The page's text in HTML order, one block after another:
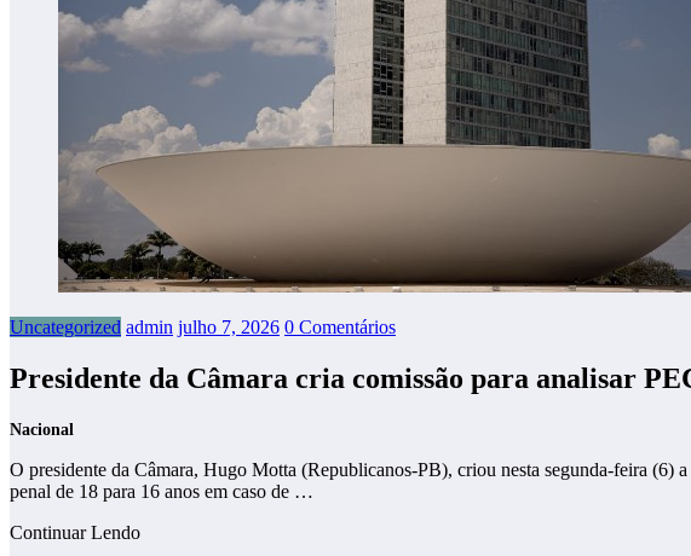
Uncategorized admin julho 7, 2026 0 Comentários
Presidente da Câmara cria comissão para analisar
Nacional
O presidente da Câmara, Hugo Motta (Republicanos-PB), criou nesta segunda-feira (6)
penal de 18 para 16 anos em caso de …
Continuar Lendo